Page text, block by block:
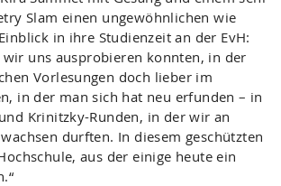
Slam einen ungewöhnlichen wie
in ihre Studienzeit an der EvH:
wir uns ausprobieren konnten, in der
Vorlesungen doch lieber im
in der man sich hat neu erfunden – in
Krinitzky-Runden, in der wir an
durften. In diesem geschützten
aus der einige heute ein